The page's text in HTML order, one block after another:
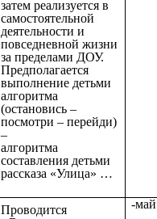
затем реализуется в
самостоятельной
деятельности и
повседневной жизни
за пределами ДОУ.
Предполагается
выполнение детьми
алгоритма
(остановись –
посмотри – перейди)
–
алгоритма
составления детьми
рассказа «Улица» …
Проводится
-май